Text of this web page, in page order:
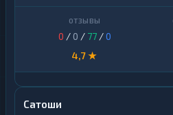
0 / 0 / 77/0
4,7 ★
Сатоши